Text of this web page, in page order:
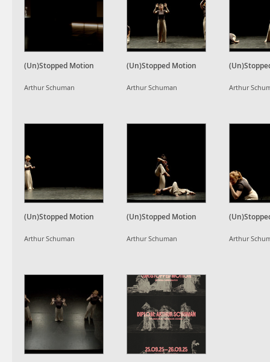
(Un)Stopped Motion
Arthur Schuman
(Un)Stopped Motion
Arthur Schuman Arthur
(Un)Stopped Motion
Arthur Schuman
(Un)Stopped Motion
Arthur Schuman Arthur